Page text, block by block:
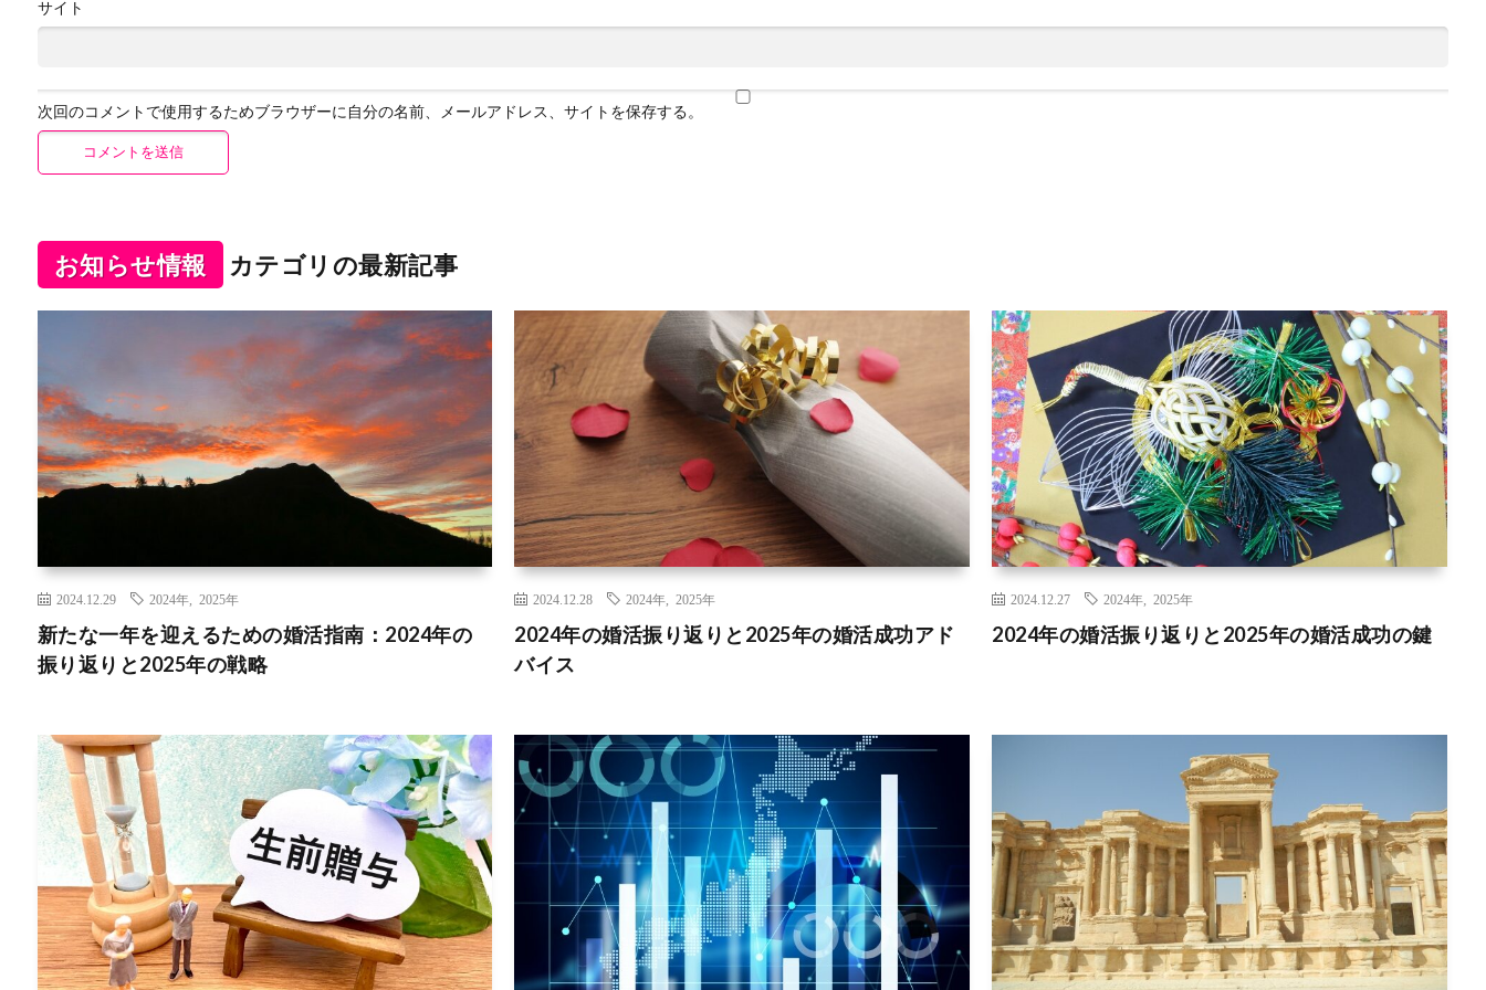
サイト
次回のコメントで使用するためブラウザーに自分の名前、メールアドレス、サイトを保存する。
お知らせ情報 カテゴリの最新記事
2024.12.29 2024年, 2025年
新たな一年を迎えるための婚活指南：2024年の
振り返りと2025年の戦略
2024.12.28 2024年 ,2025年
2024年の婚活振り返りと2025年の婚活成功アド
バイス
2024.12.27 2024年 ,2025年
2024年の婚活振り返りと2025年の婚活成功の鍵